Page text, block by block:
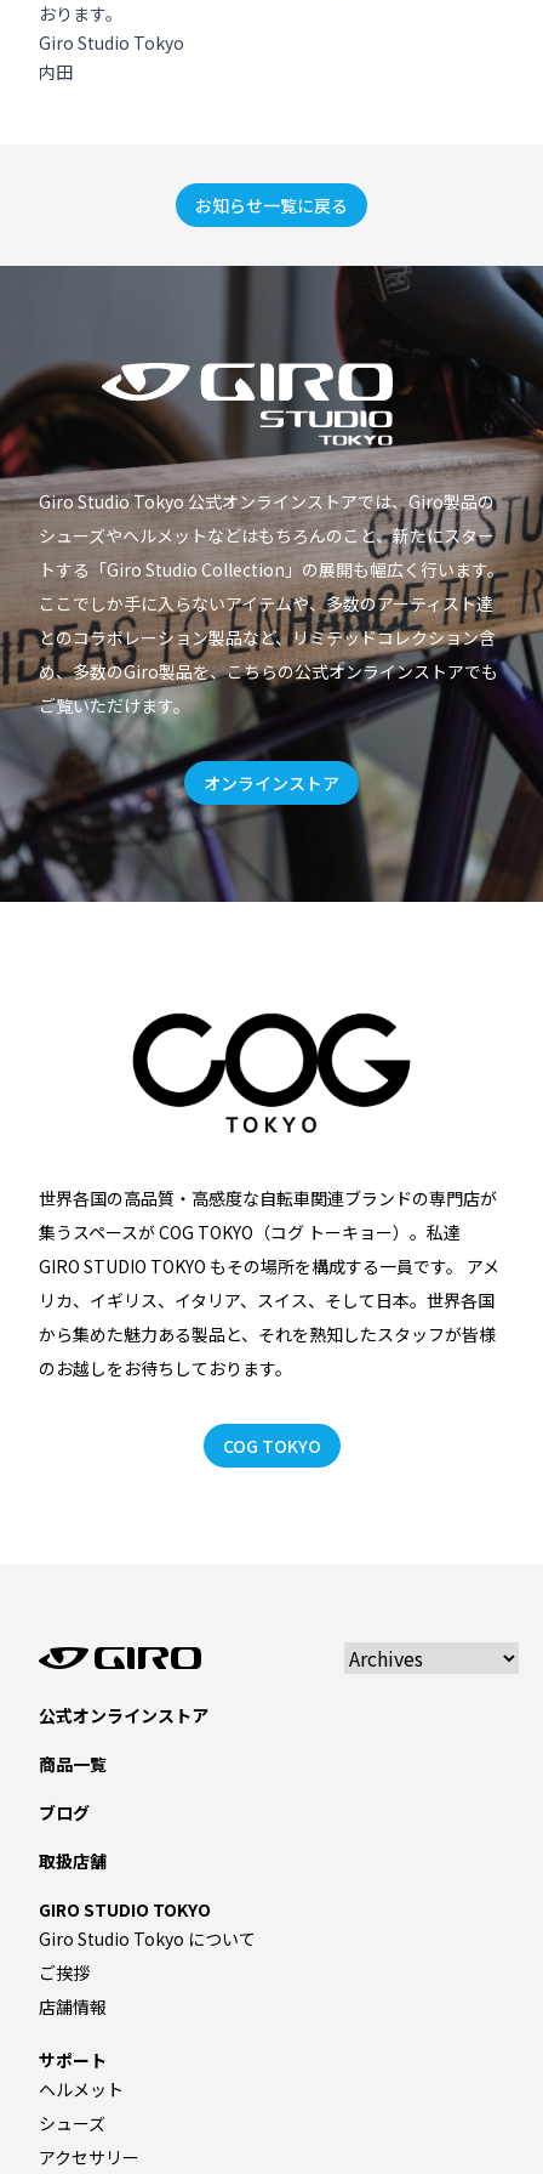
おります。
Giro Studio Tokyo
内田
お知らせ一覧に戻る
Giro Studio Tokyo 公式オンラインストアでは、Giro製品の
シューズやヘルメットなどはもちろんのこと、新たにスター
トする「Giro Studio Collection」の展開も幅広く行います。
ここでしか手に入らないアイテムや、多数のアーティスト達
とのコラボレーション製品など、リミテッドコレクション含
め、多数のGiro製品を、こちらの公式オンラインストアでも
ご覧いただけます。
オンラインストア
世界各国の高品質・高感度な自転車関連ブランドの専門店が
集うスペースが COG TOKYO（コグ トーキョー）。私達
GIRO STUDIO TOKYO もその場所を構成する一員です。 アメ
リカ、イギリス、イタリア、スイス、そして日本。世界各国
から集めた魅力ある製品と、それを熟知したスタッフが皆様
のお越しをお待ちしております。
COG TOKYO
公式オンラインストア
商品一覧
ブログ
取扱店舗
GIRO STUDIO TOKYO
Giro Studio Tokyo について
ご挨拶
店舗情報
サポート
ヘルメット
シューズ
アクセサリー